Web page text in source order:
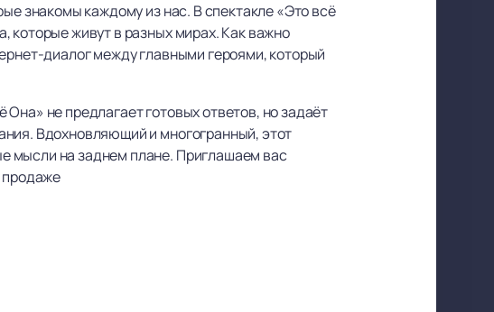
знакомы каждому из нас. В спектакле «Это всё
живут в разных мирах. Как важно
диалог между главными героями, который
не предлагает готовых ответов, но задаёт
Вдохновляющий и многогранный, этот
мысли на заднем плане. Приглашаем вас
продаже